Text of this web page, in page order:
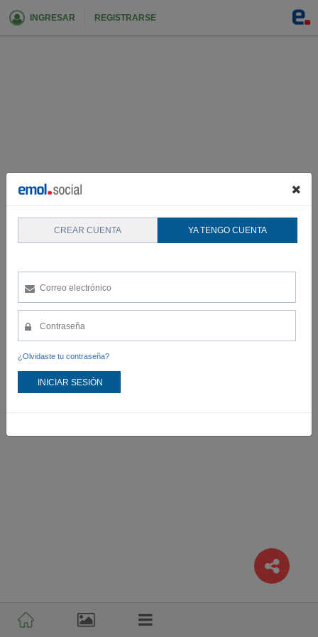
CREAR CUENTA YA TENGO CUENTA
¿Olvidaste tu contraseña?
INICIAR SESIÓN
INGRESAR REGISTRARSE